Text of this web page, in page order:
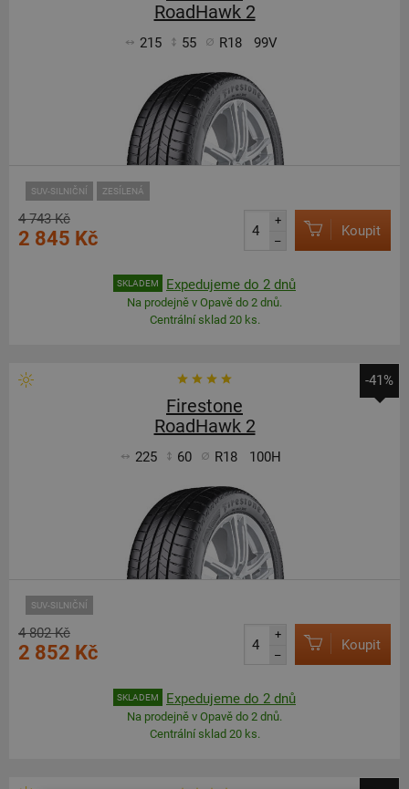
RoadHawk 2
215 55 R18 99V
SUV-SILNIČNÍ ZESÍLENÁ
4 743 Kč
2 845 Kč
+
–
Koupit
SKLADEM Expedujeme do 2 dnů
Na prodejně v Opavě do 2 dnů.
Centrální sklad 20 ks.
-41%
Firestone
RoadHawk 2
225 60 R18 100H
SUV-SILNIČNÍ
4 802 Kč
2 852 Kč
+
–
Koupit
SKLADEM Expedujeme do 2 dnů
Na prodejně v Opavě do 2 dnů.
Centrální sklad 20 ks.